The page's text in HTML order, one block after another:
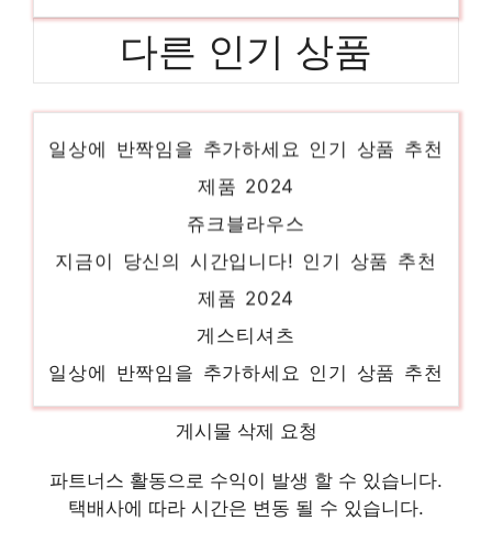
다른 인기 상품
지고트블라우스
품절 위기! 빠르게 잡아라! 인기 상품 추천 제
품 2024
게시물 삭제 요청
파트너스 활동으로 수익이 발생 할 수 있습니다.
택배사에 따라 시간은 변동 될 수 있습니다.